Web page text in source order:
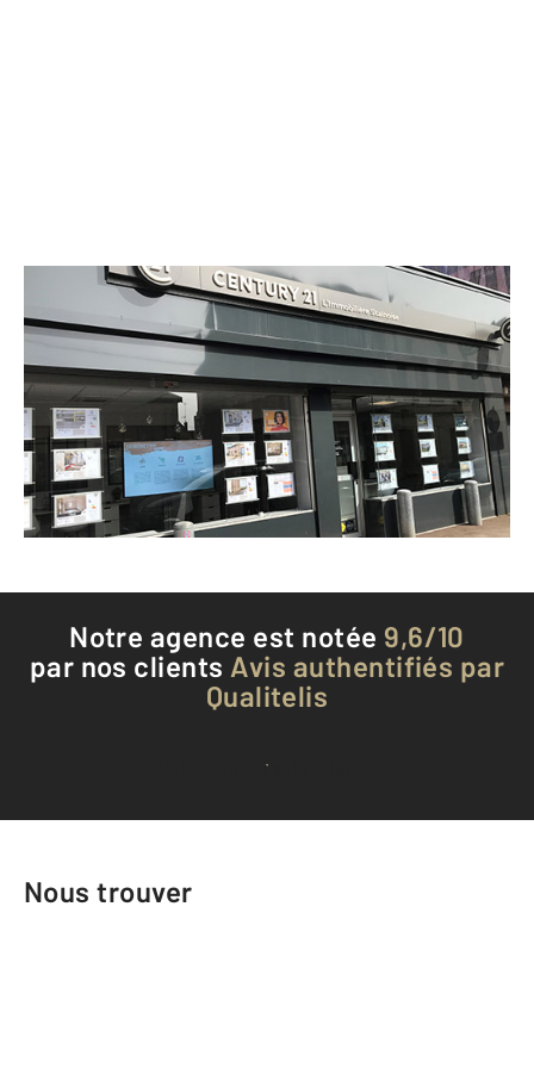
CENTURY 21 L'Immobilière Stainoise
7 rue de Metz
ETAIN - 55400
Envoyer un message
Téléphoner à l'agence
Notre agence est notée 9,6/10
par nos clients Avis authentifiés par
Qualitelis
Voir tous les avis clients
Nous trouver